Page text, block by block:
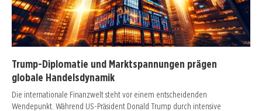
Trump-Diplomatie und Marktspannungen prägen
globale Handelsdynamik
Die internationale Finanzwelt steht vor einem entscheidenden
Wendepunkt. Während US-Präsident Donald Trump durch intensive